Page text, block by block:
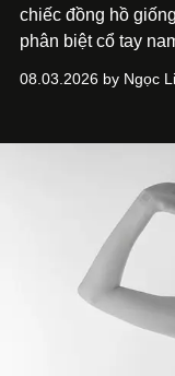
chiếc đồng hồ
phân biệt cổ tay
khá rập khuôn.
mải miết tìm kiếm
đường nét, tỷ lệ và
phiên bản vẫn
08.03.2026 by Ngọc